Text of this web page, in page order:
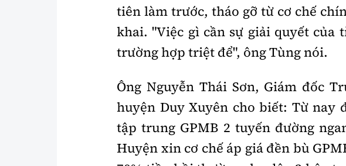
tiên làm trước, tháo gỡ từ cơ chế
khai. "Việc gì cần sự giải quyết của
trường hợp triệt để", ông Tùng nói.
Ông Nguyễn Thái Sơn, Giám đốc
huyện Duy Xuyên cho biết: Từ nay
tập trung GPMB 2 tuyến đường
Huyện xin cơ chế áp giá đền bù